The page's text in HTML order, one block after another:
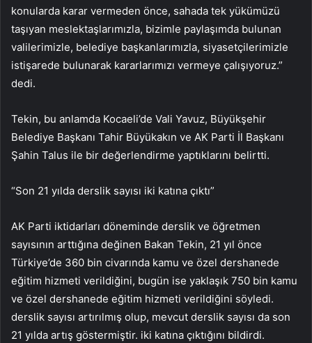
konularda karar vermeden önce, sahada tek yükümüzü
taşıyan meslektaşlarımızla, bizimle paylaşımda bulunan
valilerimizle, belediye başkanlarımızla, siyasetçilerimizle
istişarede bulunarak kararlarımızı vermeye çalışıyoruz.”
dedi.
Tekin, bu anlamda Kocaeli’de Vali Yavuz, Büyükşehir
Belediye Başkanı Tahir Büyükakın ve AK Parti İl Başkanı
Şahin Talus ile bir değerlendirme yaptıklarını belirtti.
“Son 21 yılda derslik sayısı iki katına çıktı”
AK Parti iktidarları döneminde derslik ve öğretmen
sayısının arttığına değinen Bakan Tekin, 21 yıl önce
Türkiye’de 360 ​​bin civarında kamu ve özel dershanede
eğitim hizmeti verildiğini, bugün ise yaklaşık 750 bin kamu
ve özel dershanede eğitim hizmeti verildiğini söyledi.
derslik sayısı artırılmış olup, mevcut derslik sayısı da son
21 yılda artış göstermiştir. iki katına çıktığını bildirdi.